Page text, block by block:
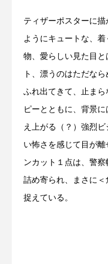
ティザーポスターに
ようにキュートな、
物、愛らしい見た目
ト、漂うのはただな
ふれ出てきて、止ま
ピーとともに、背景
え上がる（？）強烈
い怖さを感じて目が
ンカット１点は、警
詰め寄られ、まさに
捉えている。